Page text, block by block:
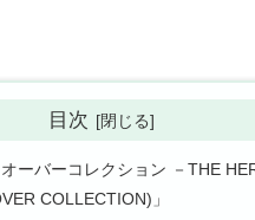
目次
オーバーコレクション －THE
COLLECTION)」